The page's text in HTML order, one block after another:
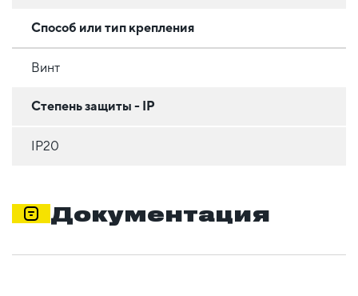
Способ или тип крепления
Винт
Степень защиты - IP
IP20
Документация